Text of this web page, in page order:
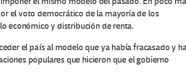
el voto democrático de la mayoría de los
económico y distribución de renta.
el país al modelo que ya había fracasado y
populares que hicieron que el gobierno